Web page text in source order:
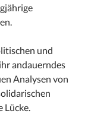
und
andauerndes
Analysen von
Lücke.